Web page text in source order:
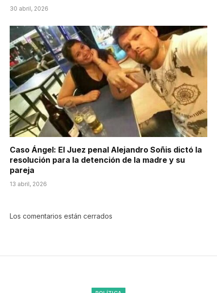
30 abril, 2026
Caso Ángel: El Juez penal Alejandro Soñis dictó la
resolución para la detención de la madre y su
pareja
13 abril, 2026
Los comentarios están cerrados